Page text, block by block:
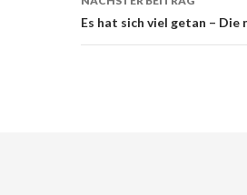
Es hat sich viel getan –